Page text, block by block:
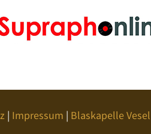
| Impressum | Blaskapelle